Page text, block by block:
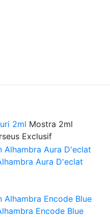
2ml Mostra 2ml
Exclusif
Aura D'eclat
Encode Blue